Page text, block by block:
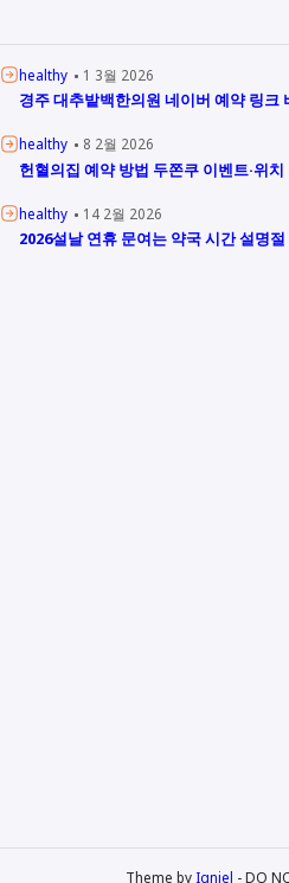
healthy 1 3월 2026
경주 대추밭백한의원 네이버 예약 링크
healthy 8 2월 2026
헌혈의집 예약 방법 두쫀쿠 이벤트·위치
healthy 14 2월 2026
2026설날 연휴 문여는 약국 시간 설명
Theme by Igniel - DO